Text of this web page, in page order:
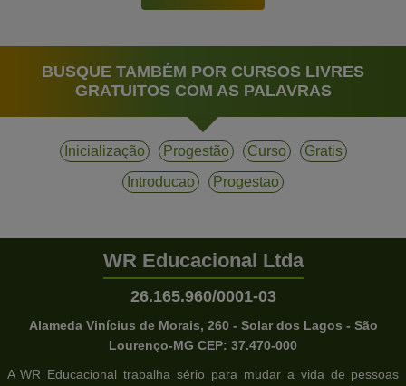
BUSQUE TAMBÉM POR CURSOS LIVRES
GRATUITOS COM AS PALAVRAS
Inicialização Progestão Curso
Gratis
Introducao
Progestao
WR Educacional Ltda
26.165.960/0001-03
Alameda Vinícius de Morais, 260 - Solar dos Lagos - São
Lourenço-MG CEP: 37.470-000
A WR Educacional trabalha sério para mudar a vida de pessoas